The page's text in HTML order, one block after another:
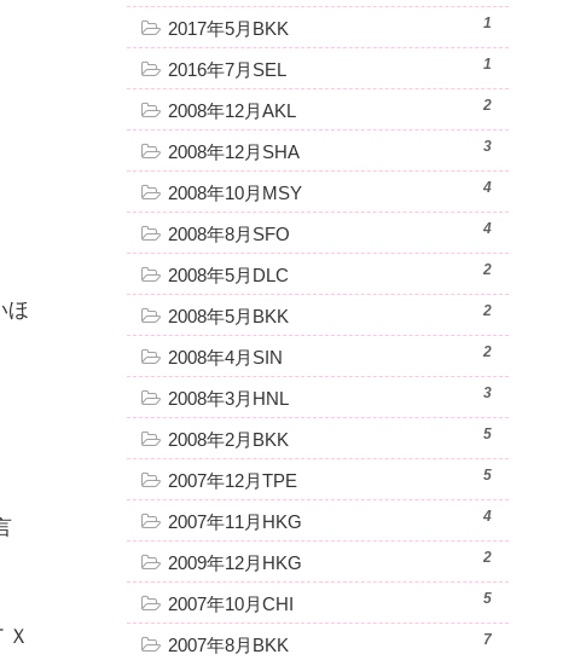
ほ
2017年5月BKK 1
2016年7月SEL 1
2008年12月AKL 2
2008年12月SHA 3
2008年10月MSY 4
2008年8月SFO 4
2008年5月DLC 2
2008年5月BKK 2
2008年4月SIN 2
2008年3月HNL 3
2008年2月BKK 5
2007年12月TPE 5
2007年11月HKG 4
2009年12月HKG 2
2007年10月CHI 5
2007年8月BKK 7